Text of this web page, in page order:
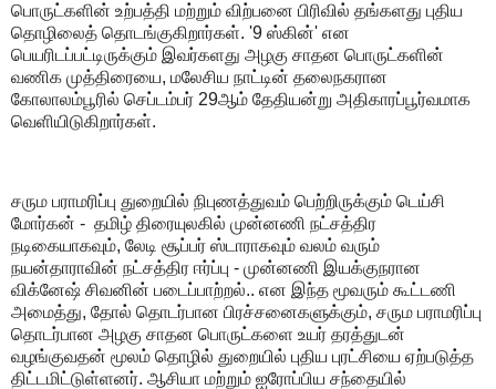
பொருட்களின் உற்பத்தி மற்றும் விற்பனை பிரிவில் தங்களது புதிய
தொழிலைத் தொடங்குகிறார்கள். '9 ஸ்கின்' என
பெயரிடப்பட்டிருக்கும் இவர்களது அழகு சாதன பொருட்களின்
வணிக முத்திரையை, மலேசிய நாட்டின் தலைநகரான
கோலாலம்பூரில் செப்டம்பர் 29ஆம் தேதியன்று அதிகாரப்பூர்வமாக
வெளியிடுகிறார்கள்.
சரும பராமரிப்பு துறையில் நிபுணத்துவம் பெற்றிருக்கும் டெய்சி
மோர்கன் - தமிழ் திரையுலகில் முன்னணி நட்சத்திர
நடிகையாகவும், லேடி சூப்பர் ஸ்டாராகவும் வலம் வரும்
நயன்தாராவின் நட்சத்திர ஈர்ப்பு - முன்னணி இயக்குநரான
விக்னேஷ் சிவனின் படைப்பாற்றல்.. என இந்த மூவரும் கூட்டணி
அமைத்து, தோல் தொடர்பான பிரச்சனைகளுக்கும், சரும பராமரிப்பு
தொடர்பான அழகு சாதன பொருட்களை உயர் தரத்துடன்
வழங்குவதன் மூலம் தொழில் துறையில் புதிய புரட்சியை ஏற்படுத்த
திட்டமிட்டுள்ளனர். ஆசியா மற்றும் ஐரோப்பிய சந்தையில்